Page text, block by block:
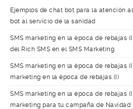
Ejemplos de chat bot para la atención
bot al servicio de la sanidad
SMS marketing en la época de rebajas
del Rich SMS en el SMS Marketing
SMS marketing en la época de rebajas
marketing en la época de rebajas (I)
SMS marketing en la época de rebajas
marketing para tu campaña de Navidad